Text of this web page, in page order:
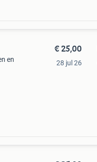
en
€ 25,00
28 jul 26